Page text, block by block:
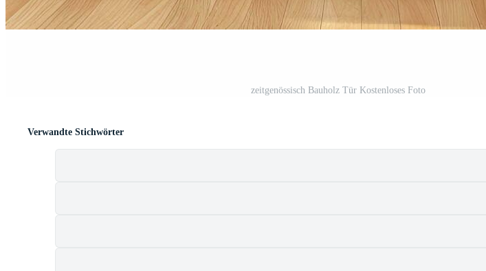
zeitgenössisch Bauholz Tür Kostenloses Foto
Verwandte Stichwörter